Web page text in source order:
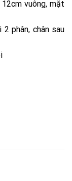
vuông, mặt
2 phân, chân sau